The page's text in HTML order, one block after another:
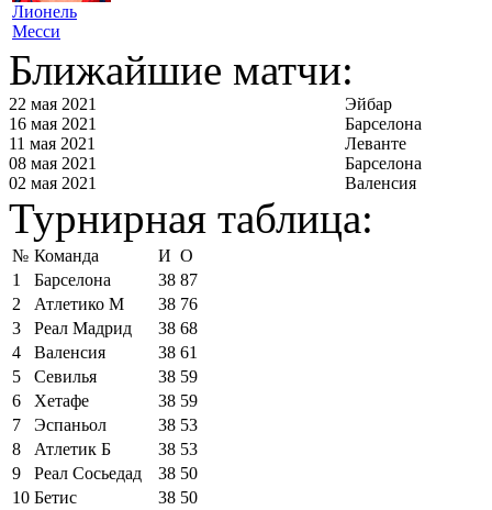
Лионель
Месси
Ближайшие матчи:
22 мая 2021
Эйбар
16 мая 2021
Барселона
11 мая 2021
Леванте
08 мая 2021
Барселона
02 мая 2021
Валенсия
Турнирная таблица:
№ Команда И О
1
Барселона 38 87
2
Атлетико М 38 76
3
Реал Мадрид 38 68
4
Валенсия 38 61
5
Севилья 38 59
6
Хетафе 38 59
7
Эспаньол 38 53
8
Атлетик Б 38 53
9
Реал Сосьедад 38 50
10 Бетис 38 50